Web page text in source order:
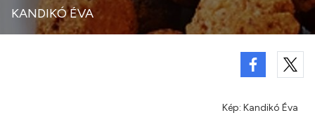
KANDIKÓ ÉVA
Kép: Kandikó Éva